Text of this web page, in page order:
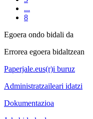
...
8
Egoera ondo bidali da
Errorea egoera bidaltzean
Paperjale.eus(r)i buruz
Administratzaileari idatzi
Dokumentazioa